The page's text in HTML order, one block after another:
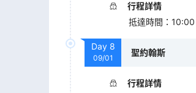
行程詳情
抵達時間 ： 10:00
Day 8
09/01
聖約翰斯
行程詳情